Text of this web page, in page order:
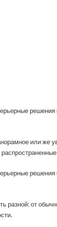
или же
разной: от